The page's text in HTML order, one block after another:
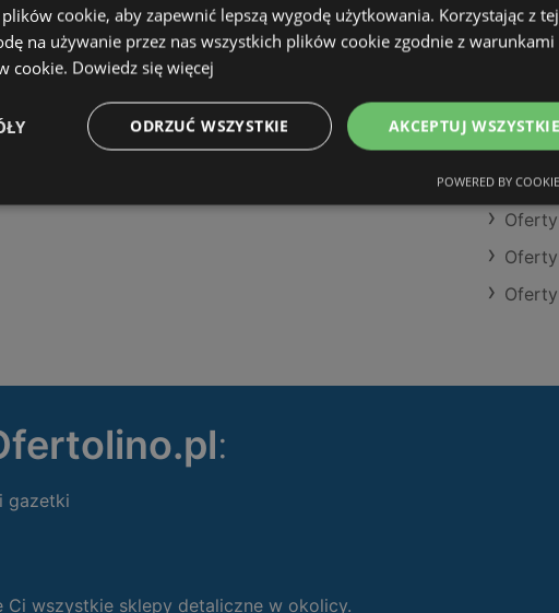
Oferty
:
gazetki
Ci wszystkie sklepy detaliczne w okolicy.
cookie, aby zapewnić lepszą wygodę użytkowania. Korzystając z tej
na używanie przez nas wszystkich plików cookie zgodnie z warunkami
cookie. Dowiedz się więcej
AKCEPTUJ WSZYSTKIE
ODRZUĆ WSZYSTKIE
POWERED BY